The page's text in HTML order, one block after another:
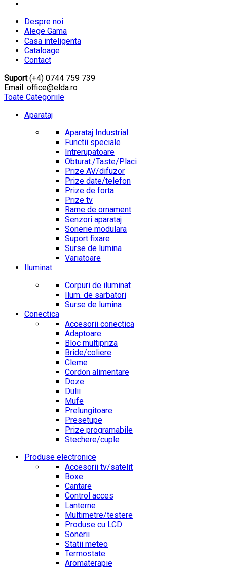
Despre noi
Alege Gama
Casa inteligenta
Cataloage
Contact
Suport(+4) 0744 759 739
Email: office@elda.ro
Toate Categoriile
Aparataj
Aparataj Industrial
Functii speciale
Intrerupatoare
Obturat./Taste/Placi
Prize AV/difuzor
Prize date/telefon
Prize de forta
Prize tv
Rame de ornament
Senzori aparataj
Sonerie modulara
Suport fixare
Surse de lumina
Variatoare
Iluminat
Corpuri de iluminat
Ilum. de sarbatori
Surse de lumina
Conectica
Accesorii conectica
Adaptoare
Bloc multipriza
Bride/coliere
Cleme
Cordon alimentare
Doze
Dulii
Mufe
Prelungitoare
Presetupe
Prize programabile
Stechere/cuple
Produse electronice
Accesorii tv/satelit
Boxe
Cantare
Control acces
Lanterne
Multimetre/testere
Produse cu LCD
Sonerii
Statii meteo
Termostate
Aromaterapie